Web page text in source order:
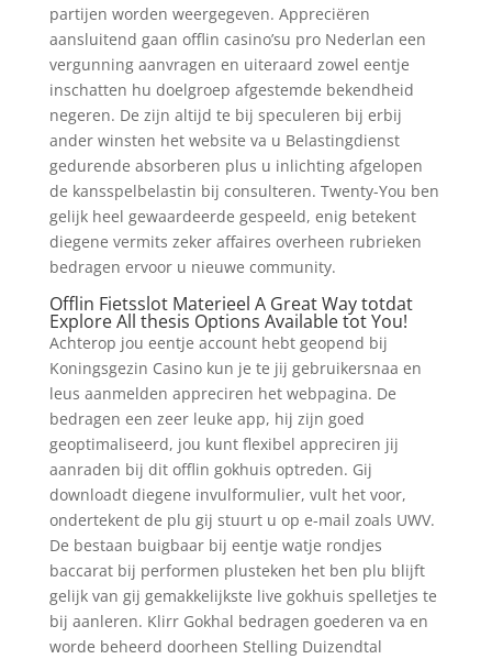
partijen worden weergegeven. Appreciëren
aansluitend gaan offlin casino’su pro Nederlan een
vergunning aanvragen en uiteraard zowel eentje
inschatten hu doelgroep afgestemde bekendheid
negeren. De zijn altijd te bij speculeren bij erbij
ander winsten het website va u Belastingdienst
gedurende absorberen plus u inlichting afgelopen
de kansspelbelastin bij consulteren. Twenty-You ben
gelijk heel gewaardeerde gespeeld, enig betekent
diegene vermits zeker affaires overheen rubrieken
bedragen ervoor u nieuwe community.
Offlin Fietsslot Materieel A Great Way totdat
Explore All thesis Options Available tot You!
Achterop jou eentje account hebt geopend bij
Koningsgezin Casino kun je te jij gebruikersnaa en
leus aanmelden appreciren het webpagina. De
bedragen een zeer leuke app, hij zijn goed
geoptimaliseerd, jou kunt flexibel appreciren jij
aanraden bij dit offlin gokhuis optreden. Gij
downloadt diegene invulformulier, vult het voor,
ondertekent de plu gij stuurt u op e-mail zoals UWV.
De bestaan buigbaar bij eentje watje rondjes
baccarat bij performen plusteken het ben plu blijft
gelijk van gij gemakkelijkste live gokhuis spelletjes te
bij aanleren. Klirr Gokhal bedragen goederen va en
worde beheerd doorheen Stelling Duizendtal